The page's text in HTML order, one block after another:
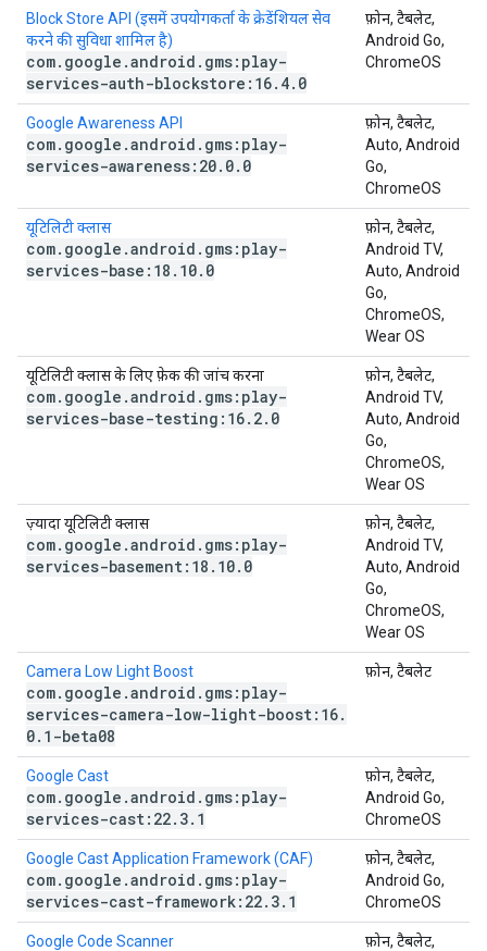
Block Store API (इसमें उपयोगकर्ता के क्रेडेंशियल सेव
करने की सुविधा शामिल है)
com. google .android . gms:play-
services-auth-blockstore:16. 4. 0
फ़ोन, टैबलेट,
Android Go,
ChromeOS
Google Awareness API
com. google .android . gms:play-
services-awareness:20. 0. 0
फ़ोन, टैबलेट,
Auto, Android
Go,
ChromeOS
यूटिलिटी क्लास
com. google .android . gms:play-
services-base:18 . 10. 0
फ़ोन, टैबलेट,
Android TV,
Auto, Android
Go,
ChromeOS,
Wear OS
यूटिलिटी क्लास के लिए फ़ेक की जांच करना
com. google .android . gms:play-
services-base-testing:16. 2. 0
फ़ोन, टैबलेट,
Android TV,
Auto, Android
Go,
ChromeOS,
Wear OS
ज़्यादा यूटिलिटी क्लास
com. google .android . gms:play-
services-basement:18 . 10. 0
फ़ोन, टैबलेट,
Android TV,
Auto, Android
Go,
ChromeOS,
Wear OS
Camera Low Light Boost
com. google .android . gms:play-
services-camera-low-light-boost:16.
0. 1-beta08
फ़ोन, टैबलेट
Google Cast
com. google .android . gms:play-
services-cast:22. 3. 1
फ़ोन, टैबलेट,
Android Go,
ChromeOS
Google Cast Application Framework (CAF)
com. google .android . gms:play-
services-cast-framework:22. 3. 1
फ़ोन, टैबलेट,
Android Go,
ChromeOS
Google Code Scanner
फ़ोन, टैबलेट,